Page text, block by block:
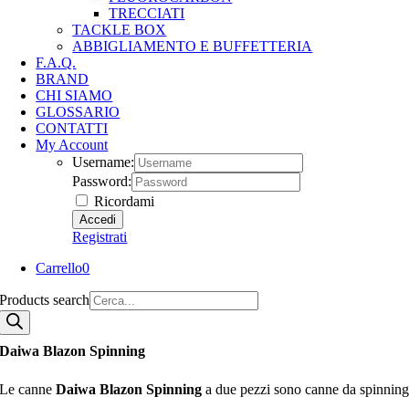
TRECCIATI
TACKLE BOX
ABBIGLIAMENTO E BUFFETTERIA
F.A.Q.
BRAND
CHI SIAMO
GLOSSARIO
CONTATTI
My Account
Username:
Password:
Ricordami
Registrati
Carrello0
Products search
Daiwa Blazon Spinning
Le canneDaiwa Blazon Spinning a due pezzi sono canne da spinning